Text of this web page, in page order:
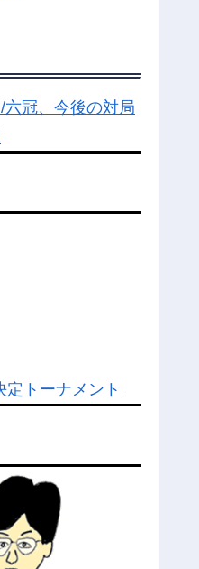
冠、今後の対局
トーナメント